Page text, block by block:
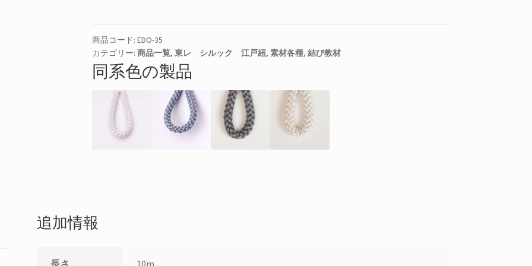
個
商品コード: EDO-35
カテゴリー: 商品一覧, 東レ シルック 江戸紐, 素材各種, 結び教材
同系色の製品
追加情報